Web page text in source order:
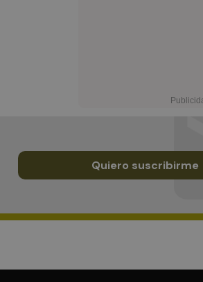
Quiero suscribirme